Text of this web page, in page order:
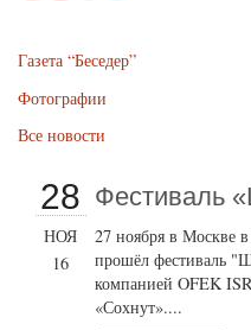
Газета “Беседер”
Фотографии
Все новости
28
НОЯ
16
Фестиваль
27 ноября в Москве
прошёл фестиваль
компанией OFEK
«Сохнут»....